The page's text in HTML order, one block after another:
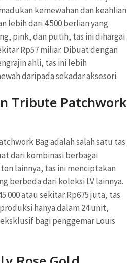
kemewahan dan keahlian
lebih dari 4.500 berlian yang
pink, dan putih, tas ini dihargai
Rp57 miliar. Dibuat dengan
ahli, tas ini lebih
daripada sekadar aksesori.
Tribute Patchwork
Bag adalah salah satu tas
dari kombinasi berbagai
lainnya, tas ini menciptakan
berbeda dari koleksi LV lainnya.
atau sekitar Rp675 juta, tas
hanya dalam 24 unit,
bagi penggemar Louis